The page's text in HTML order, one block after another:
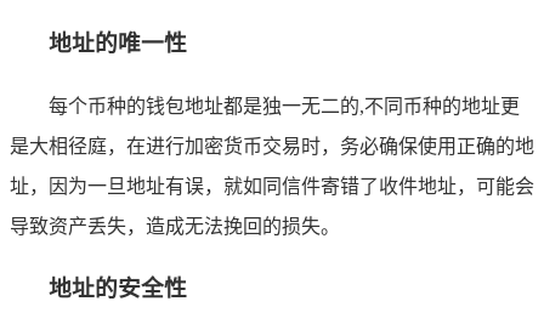
地址的唯一性
每个币种的钱包地址都是独一无二的,不同币种的地址更
是大相径庭，在进行加密货币交易时，务必确保使用正确的地
址，因为一旦地址有误，就如同信件寄错了收件地址，可能会
导致资产丢失，造成无法挽回的损失。
地址的安全性